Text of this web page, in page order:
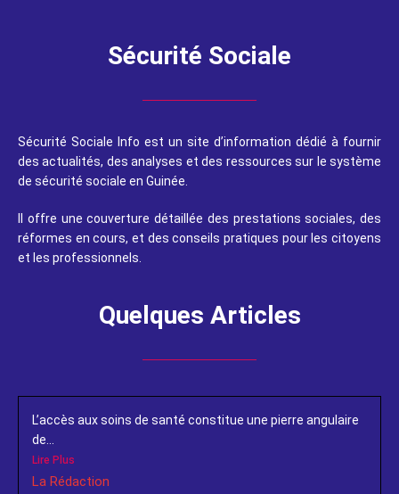
Sécurité Sociale
Sécurité Sociale Info est un site d’information dédié à fournir
des actualités, des analyses et des ressources sur le système
de sécurité sociale en Guinée.
Il offre une couverture détaillée des prestations sociales, des
réformes en cours, et des conseils pratiques pour les citoyens
et les professionnels.
Quelques Articles
L’accès aux soins de santé constitue une pierre angulaire
de...
Lire Plus
La Rédaction